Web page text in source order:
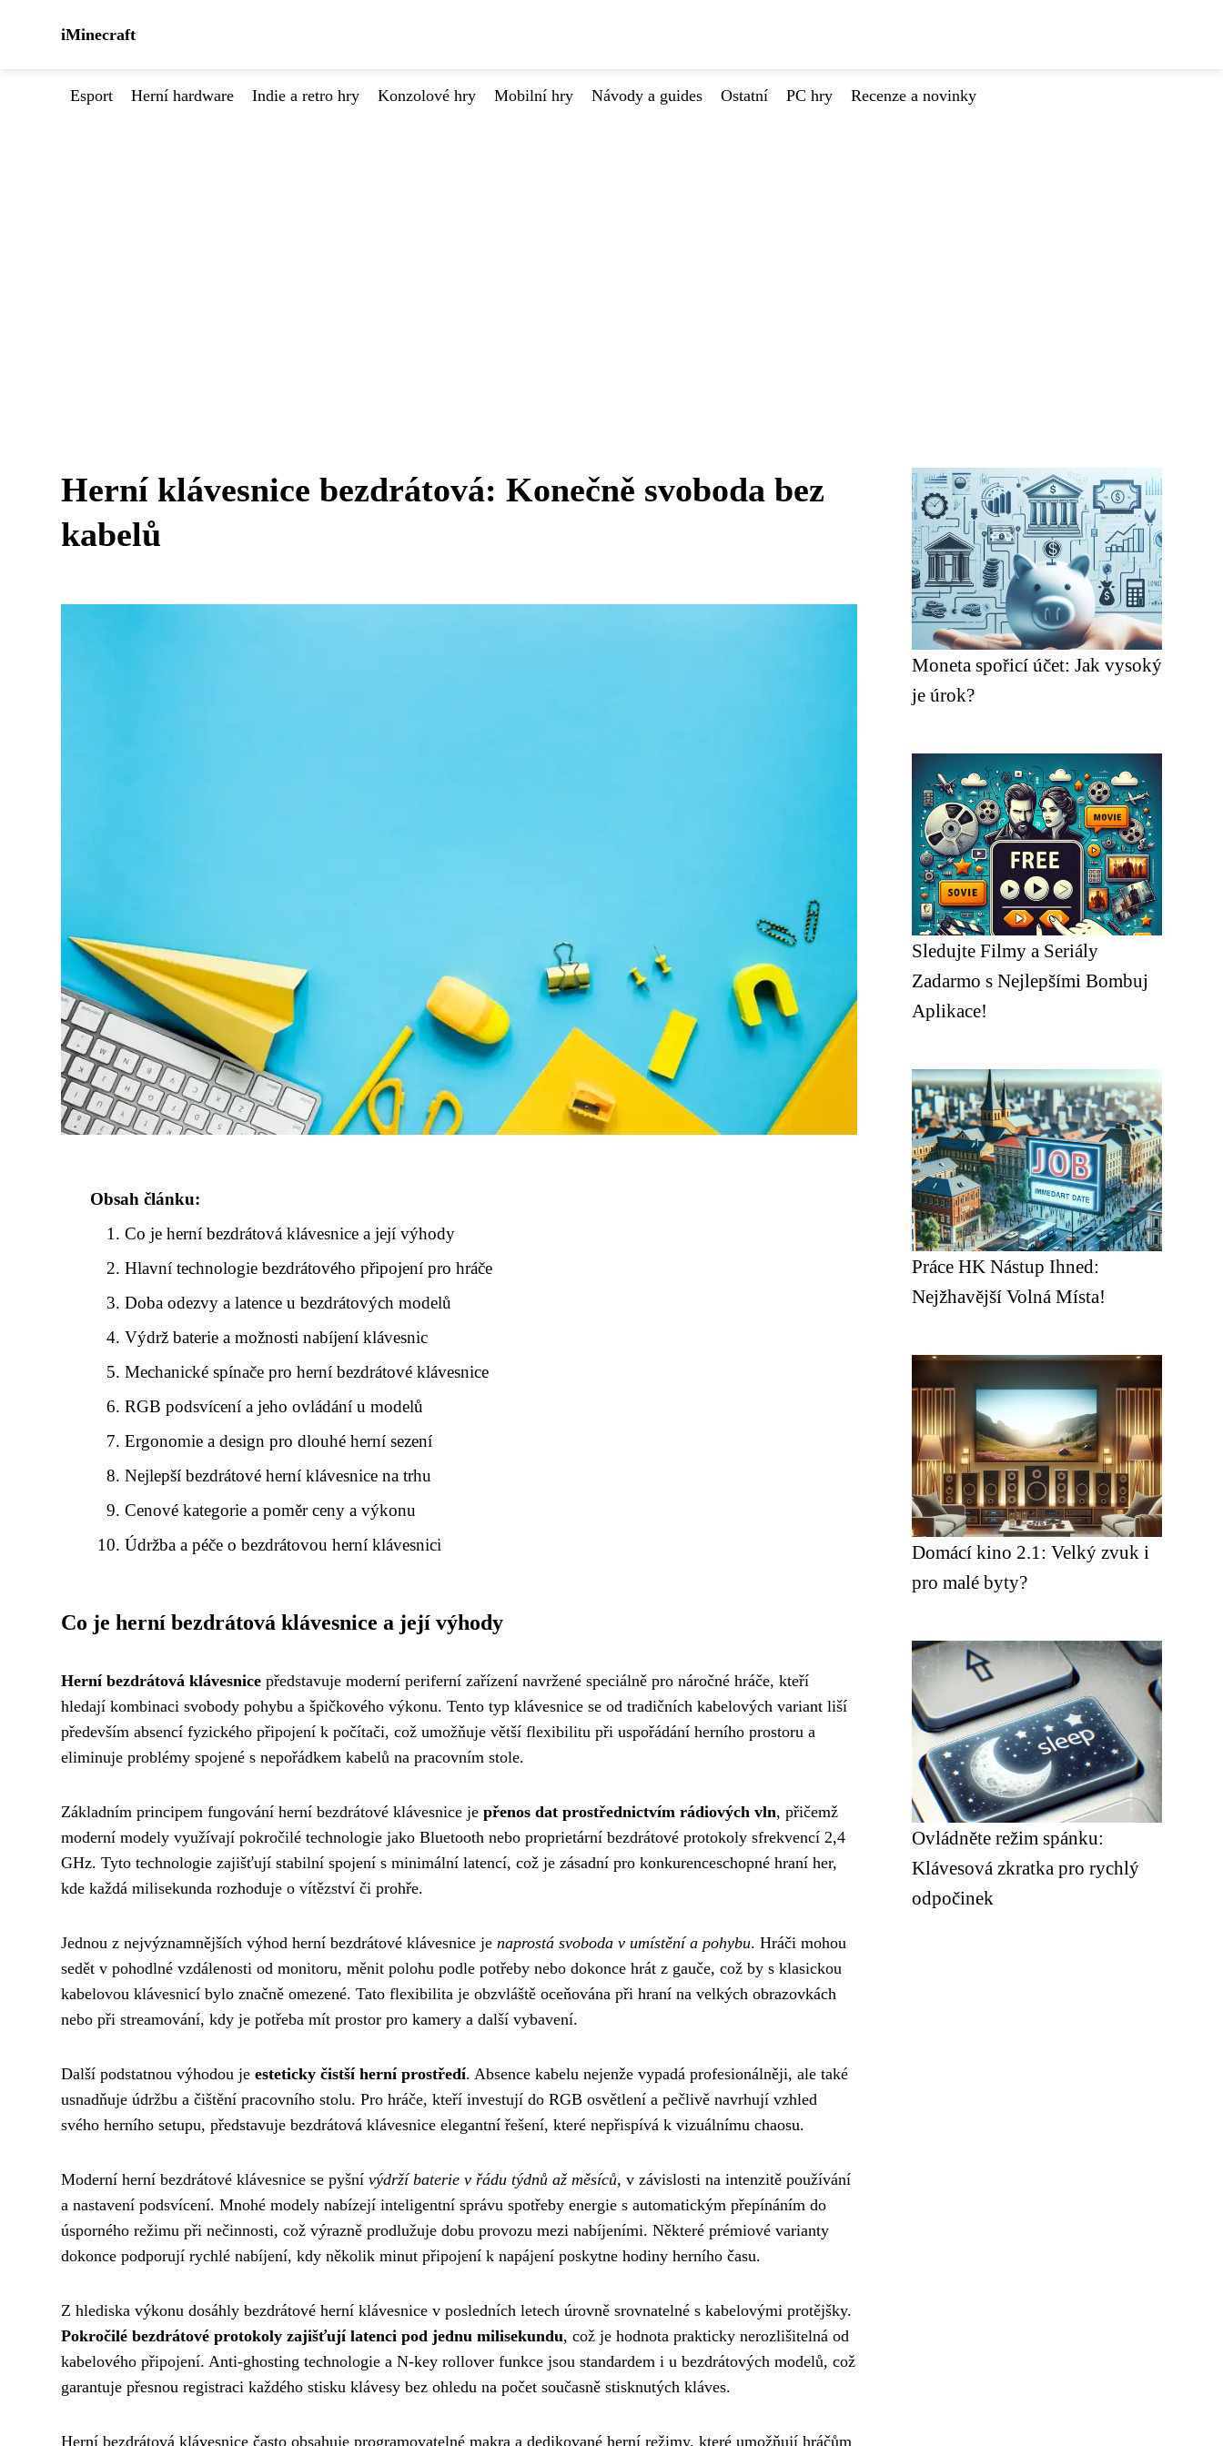
iMinecraft
Esport Herní hardware Indie a retro hry Konzolové hry Mobilní hry Návody a guides Ostatní PC hry Recenze a novinky
Herní klávesnice bezdrátová: Konečně svoboda bez
kabelů
Obsah článku:
Co je herní bezdrátová klávesnice a její výhody
Hlavní technologie bezdrátového připojení pro hráče
Doba odezvy a latence u bezdrátových modelů
Výdrž baterie a možnosti nabíjení klávesnic
Mechanické spínače pro herní bezdrátové klávesnice
RGB podsvícení a jeho ovládání u modelů
Ergonomie a design pro dlouhé herní sezení
Nejlepší bezdrátové herní klávesnice na trhu
Cenové kategorie a poměr ceny a výkonu
Údržba a péče o bezdrátovou herní klávesnici
Co je herní bezdrátová klávesnice a její výhody
Herní bezdrátová klávesnice představuje moderní periferní zařízení navržené speciálně pro náročné hráče, kteří
hledají kombinaci svobody pohybu a špičkového výkonu. Tento typ klávesnice se od tradičních kabelových variant liší
především absencí fyzického připojení k počítači, což umožňuje větší flexibilitu při uspořádání herního prostoru a
eliminuje problémy spojené s nepořádkem kabelů na pracovním stole.
Základním principem fungování herní bezdrátové klávesnice je přenos dat prostřednictvím rádiových vln, přičemž
moderní modely využívají pokročilé technologie jako Bluetooth nebo proprietární bezdrátové protokoly sfrekvencí 2,4
GHz. Tyto technologie zajišťují stabilní spojení s minimální latencí, což je zásadní pro konkurenceschopné hraní her,
kde každá milisekunda rozhoduje o vítězství či prohře.
Jednou z nejvýznamnějších výhod herní bezdrátové klávesnice je naprostá svoboda v umístění a pohybu. Hráči mohou
sedět v pohodlné vzdálenosti od monitoru, měnit polohu podle potřeby nebo dokonce hrát z gauče, což by s klasickou
kabelovou klávesnicí bylo značně omezené. Tato flexibilita je obzvláště oceňována při hraní na velkých obrazovkách
nebo při streamování, kdy je potřeba mít prostor pro kamery a další vybavení.
Další podstatnou výhodou je esteticky čistší herní prostředí. Absence kabelu nejenže vypadá profesionálněji, ale také
usnadňuje údržbu a čištění pracovního stolu. Pro hráče, kteří investují do RGB osvětlení a pečlivě navrhují vzhled
svého herního setupu, představuje bezdrátová klávesnice elegantní řešení, které nepřispívá k vizuálnímu chaosu.
Moderní herní bezdrátové klávesnice se pyšní výdrží baterie v řádu týdnů až měsíců, v závislosti na intenzitě používání
a nastavení podsvícení. Mnohé modely nabízejí inteligentní správu spotřeby energie s automatickým přepínáním do
úsporného režimu při nečinnosti, což výrazně prodlužuje dobu provozu mezi nabíjeními. Některé prémiové varianty
dokonce podporují rychlé nabíjení, kdy několik minut připojení k napájení poskytne hodiny herního času.
Z hlediska výkonu dosáhly bezdrátové herní klávesnice v posledních letech úrovně srovnatelné s kabelovými protějšky.
Pokročilé bezdrátové protokoly zajišťují latenci pod jednu milisekundu, což je hodnota prakticky nerozlišitelná od
kabelového připojení. Anti-ghosting technologie a N-key rollover funkce jsou standardem i u bezdrátových modelů, což
garantuje přesnou registraci každého stisku klávesy bez ohledu na počet současně stisknutých kláves.
Herní bezdrátová klávesnice často obsahuje programovatelné makra a dedikované herní režimy, které umožňují hráčům
Moneta spořicí účet: Jak vysoký
je úrok?
Sledujte Filmy a Seriály
Zadarmo s Nejlepšími Bombuj
Aplikace!
Práce HK Nástup Ihned:
Nejžhavější Volná Místa!
Domácí kino 2.1: Velký zvuk i
pro malé byty?
Ovládněte režim spánku:
Klávesová zkratka pro rychlý
odpočinek